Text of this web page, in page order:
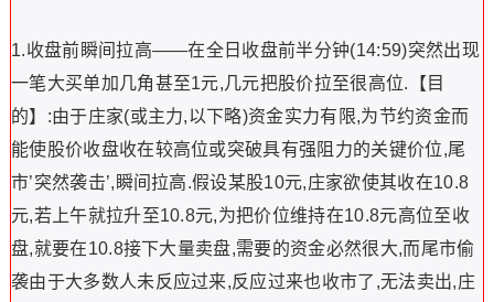
1.收盘前瞬间拉高——在全日收盘前半分钟(14:59)突然出现
一笔大买单加几角甚至1元,几元把股价拉至很高位.【目
的】:由于庄家(或主力,以下略)资金实力有限,为节约资金而
能使股价收盘收在较高位或突破具有强阻力的关键价位,尾
市’突然袭击’,瞬间拉高.假设某股10元,庄家欲使其收在10.8
元,若上午就拉升至10.8元,为把价位维持在10.8元高位至收
盘,就要在10.8接下大量卖盘,需要的资金必然很大,而尾市偷
袭由于大多数人未反应过来,反应过来也收市了,无法卖出,庄